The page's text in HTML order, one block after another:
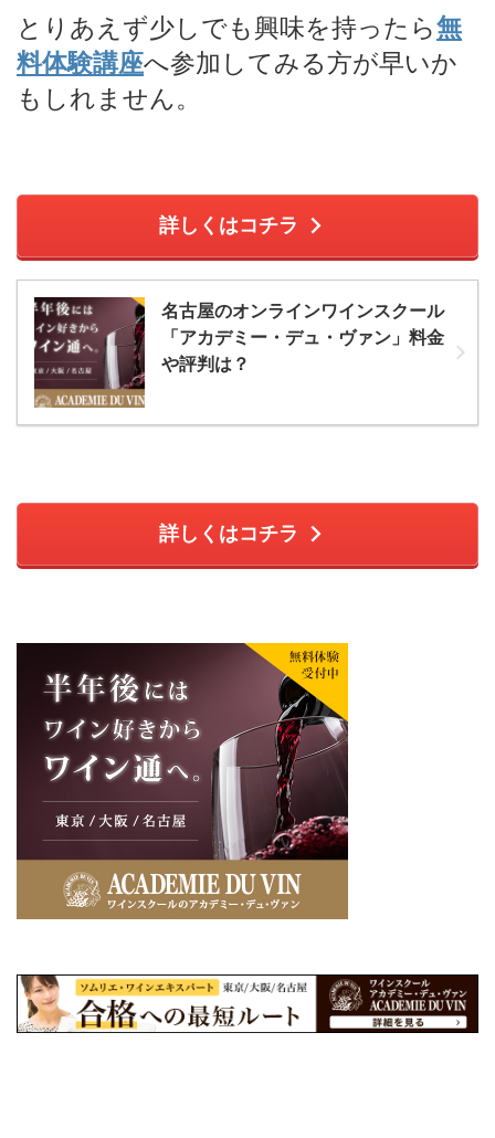
とりあえず少しでも興味を持ったら無
料体験講座へ参加してみる方が早いか
もしれません。
詳しくはコチラ
名古屋のオンラインワインスクール
「アカデミー・デュ・ヴァン」料金
や評判は？
詳しくはコチラ